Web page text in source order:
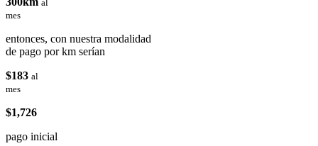
al
mes
entonces, con nuestra modalidad
de pago por km serían
$183 al
mes
$1,726
pago inicial